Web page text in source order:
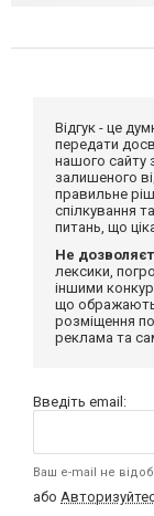
Відгук - це
передати
нашого сайту
залишеного
правильне
спілкування
питань, що
Не
лексики,
іншими
що ображають
розміщення
реклама та
Введіть email:
Ваш e-mail не
або